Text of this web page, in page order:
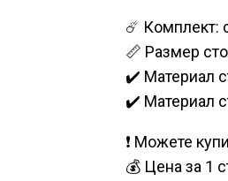
☄️ Комплект:
📏 Размер
✔️ Материал
✔️ Материал
❗ Можете
💰 Цена за 1